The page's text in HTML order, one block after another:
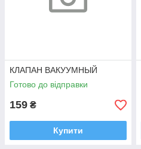
КЛАПАН ВАКУУМНЫЙ
Готово до відправки
159 ₴
Купити